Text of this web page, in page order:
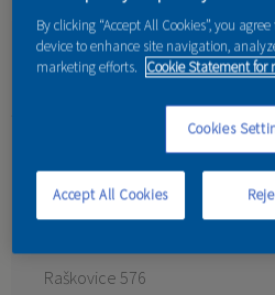
AKCE A NOVINKY
KONTAKT
Dalibor
Raškovice 576
By clicking “Accept All Cookies”, you
device to enhance site navigation,
marketing efforts. Cookie Statement for
Cookies
Accept All Cookies